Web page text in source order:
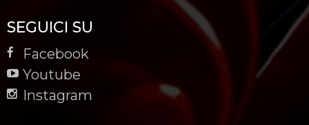
SEGUICI SU
Facebook
Youtube
Instagram